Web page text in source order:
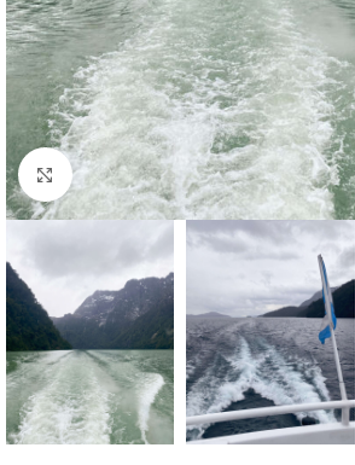
Haga clic para ampliar